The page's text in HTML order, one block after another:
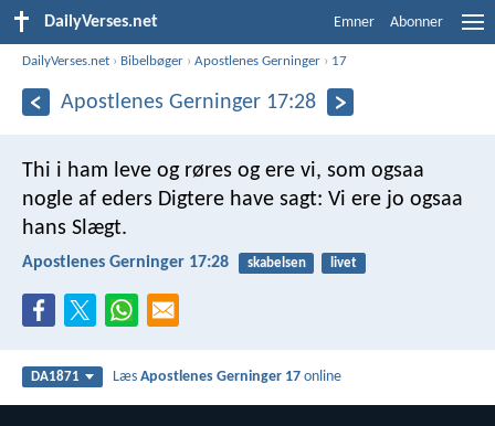
DailyVerses.net Emner Abonner
DailyVerses.net › Bibelbøger ›Apostlenes Gerninger › 17
Apostlenes Gerninger 17:28
Thi i ham leve og røres og ere vi, som ogsaa
nogle af eders Digtere have sagt: Vi ere jo ogsaa
hans Slægt.
Apostlenes Gerninger 17:28 skabelsen livet
DA1871 LæsApostlenes Gerninger 17 online